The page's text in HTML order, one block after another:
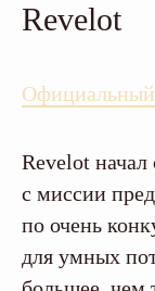
Revelot
Официальный
Revelot начал
с миссии
по очень
для умных